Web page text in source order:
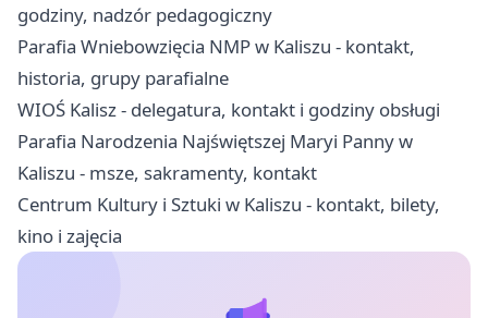
godziny, nadzór pedagogiczny
Parafia Wniebowzięcia NMP w Kaliszu - kontakt,
historia, grupy parafialne
WIOŚ Kalisz - delegatura, kontakt i godziny obsługi
Parafia Narodzenia Najświętszej Maryi Panny w
Kaliszu - msze, sakramenty, kontakt
Centrum Kultury i Sztuki w Kaliszu - kontakt, bilety,
kino i zajęcia